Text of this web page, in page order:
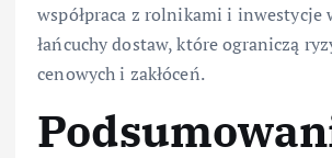
współpraca z rolnikami i inwestycje
łańcuchy dostaw, które ograniczą
cenowych i zakłóceń.